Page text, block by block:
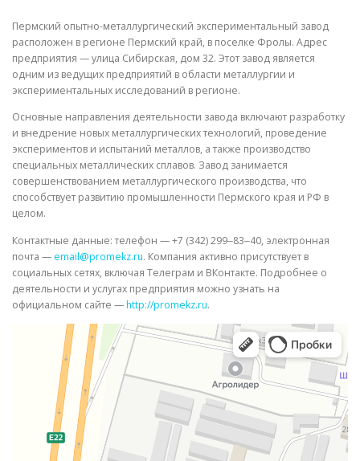
Пермский опытно-металлургический экспериментальный завод
расположен в регионе Пермский край, в поселке Фролы. Адрес
предприятия — улица Сибирская, дом 32. Этот завод является
одним из ведущих предприятий в области металлургии и
экспериментальных исследований в регионе.
Основные направления деятельности завода включают разработку
и внедрение новых металлургических технологий, проведение
экспериментов и испытаний металлов, а также производство
специальных металлических сплавов. Завод занимается
совершенствованием металлургического производства, что
способствует развитию промышленности Пермского края и РФ в
целом.
Контактные данные: телефон — +7 (342) 299‒83‒40, электронная
почта — email@promekz.ru. Компания активно присутствует в
социальных сетях, включая Телеграм и ВКонтакте. Подробнее о
деятельности и услугах предприятия можно узнать на
официальном сайте —http://promekz.ru.